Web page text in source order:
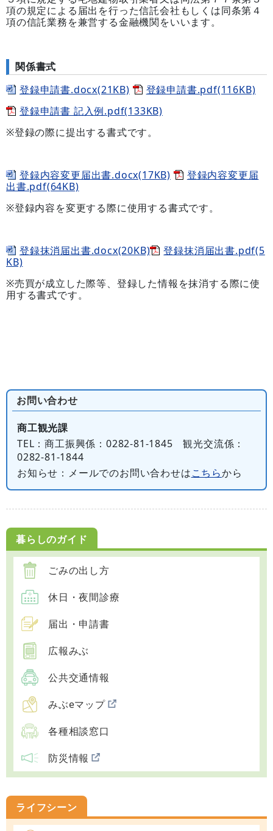
項の規定による届出を行った信託会社もしくは同条第４
項の信託業務を兼営する金融機関をいいます。
関係書式
登録申請書.docx(21KB)
登録申請書.pdf(116KB)
登録申請書 記入例.pdf(133KB)
※登録の際に提出する書式です。
登録内容変更届出書.docx(17KB)
登録内容変更届
出書.pdf(64KB)
※登録内容を変更する際に使用する書式です。
登録抹消届出書.docx(20KB)
登録抹消届出書.pdf(5
KB)
※売買が成立した際等、登録した情報を抹消する際に使
用する書式です。
お問い合わせ
商工観光課
TEL ：商工振興係：0282-81-1845 観光交流係：
0282-81-1844
お知らせ ：メールでのお問い合わせはこちらから
暮らしのガイド
ごみの出し方
休日・夜間診療
届出・申請書
広報みぶ
公共交通情報
みぶeマップ
各種相談窓口
防災情報
ライフシーン